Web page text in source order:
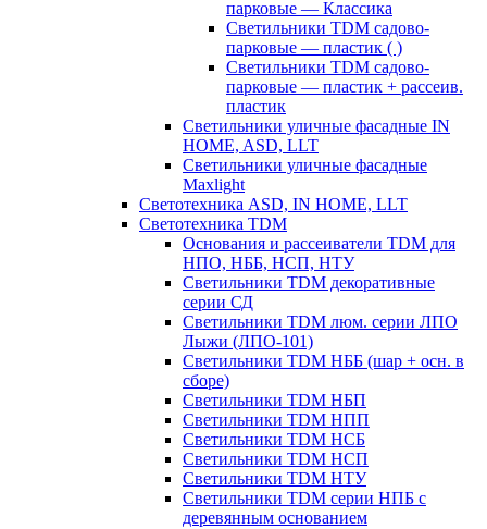
парковые — Классика
Светильники TDM садово-
парковые — пластик ( )
Светильники TDM садово-
парковые — пластик + рассеив.
пластик
Светильники уличные фасадные IN
HOME, ASD, LLT
Светильники уличные фасадные
Maxlight
Светотехника ASD, IN HOME, LLT
Светотехника TDM
Основания и рассеиватели TDM для
НПО, НББ, НСП, НТУ
Светильники TDM декоративные
серии СД
Светильники TDM люм. серии ЛПО
Лыжи (ЛПО-101)
Светильники TDM НББ (шар + осн. в
сборе)
Светильники TDM НБП
Светильники TDM НПП
Светильники TDM НСБ
Светильники TDM НСП
Светильники TDM НТУ
Светильники TDM серии НПБ с
деревянным основанием